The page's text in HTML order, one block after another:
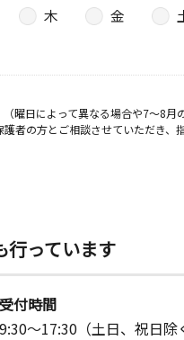
木 金
日によって異なる場合や7～8月
の方とご相談させていただき、
行っています
受付時間
9:30～17:30（土日、祝日除